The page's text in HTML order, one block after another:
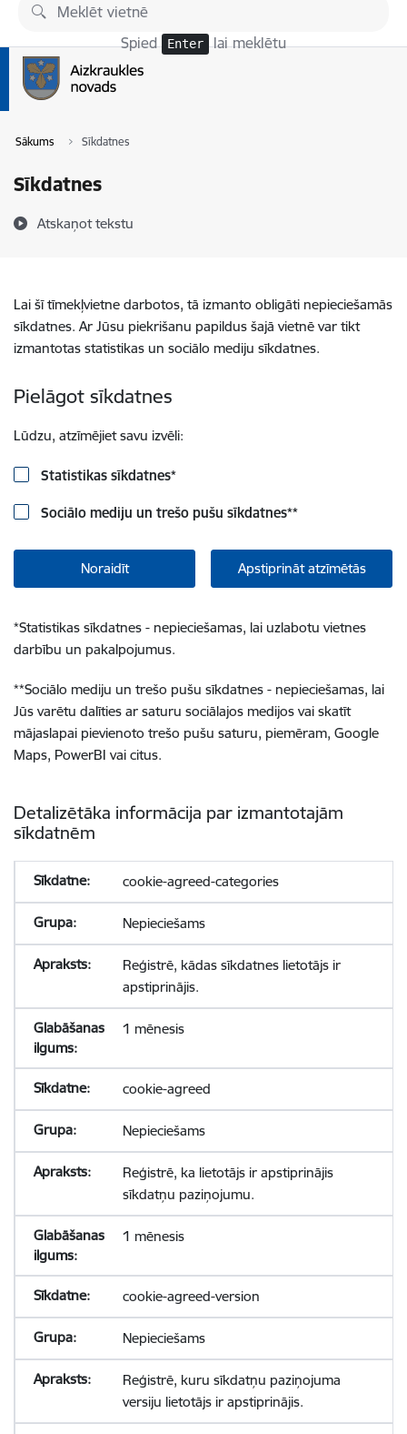
Pāriet uz lapas saturu
Spied Enter lai meklētu
Sākums Sīkdatnes
Sīkdatnes
Atskaņot tekstu
Lai šī tīmekļvietne darbotos, tā izmanto obligāti nepieciešamās
sīkdatnes. Ar Jūsu piekrišanu papildus šajā vietnē var tikt
izmantotas statistikas un sociālo mediju sīkdatnes.
Pielāgot sīkdatnes
Lūdzu, atzīmējiet savu izvēli:
Statistikas sīkdatnes*
Sociālo mediju un trešo pušu sīkdatnes**
Noraidīt Apstiprināt atzīmētās
*Statistikas sīkdatnes - nepieciešamas, lai uzlabotu vietnes
darbību un pakalpojumus.
**Sociālo mediju un trešo pušu sīkdatnes - nepieciešamas, lai
Jūs varētu dalīties ar saturu sociālajos medijos vai skatīt
mājaslapai pievienoto trešo pušu saturu, piemēram, Google
Maps, PowerBI vai citus.
Detalizētāka informācija par izmantotajām
sīkdatnēm
cookie-agreed-categories
Nepieciešams
Reģistrē, kādas sīkdatnes lietotājs ir
apstiprinājis.
1 mēnesis
cookie-agreed
Nepieciešams
Reģistrē, ka lietotājs ir apstiprinājis
sīkdatņu paziņojumu.
1 mēnesis
cookie-agreed-version
Nepieciešams
Reģistrē, kuru sīkdatņu paziņojuma
versiju lietotājs ir apstiprinājis.